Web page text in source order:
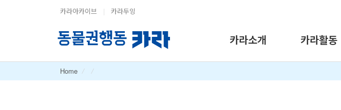
카라아카이브 | 카라두잉
카라소개 카라활동
Home / /